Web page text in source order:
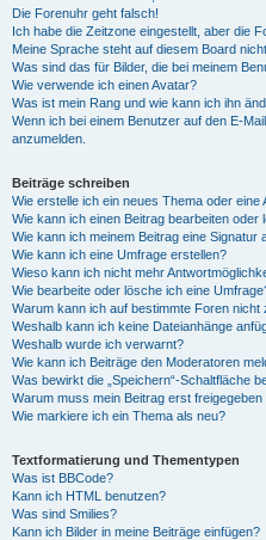
Die Forenuhr geht falsch!
Ich habe die Zeitzone eingestellt, aber die
Meine Sprache steht auf diesem Board
Was sind das für Bilder, die bei meinem
Wie verwende ich einen Avatar?
Was ist mein Rang und wie kann ich ihn
Wenn ich bei einem Benutzer auf den E-
anzumelden.
Beiträge schreiben
Wie erstelle ich ein neues Thema oder eine
Wie kann ich einen Beitrag bearbeiten oder
Wie kann ich meinem Beitrag eine Signatur
Wie kann ich eine Umfrage erstellen?
Wieso kann ich nicht mehr
Wie bearbeite oder lösche ich eine
Warum kann ich auf bestimmte Foren nicht
Weshalb kann ich keine Dateianhänge
Weshalb wurde ich verwarnt?
Wie kann ich Beiträge den Moderatoren
Was bewirkt die „Speichern“-Schaltfläche
Warum muss mein Beitrag erst freigegeben
Wie markiere ich ein Thema als neu?
Textformatierung und Thementypen
Was ist BBCode?
Kann ich HTML benutzen?
Was sind Smilies?
Kann ich Bilder in meine Beiträge einfügen?